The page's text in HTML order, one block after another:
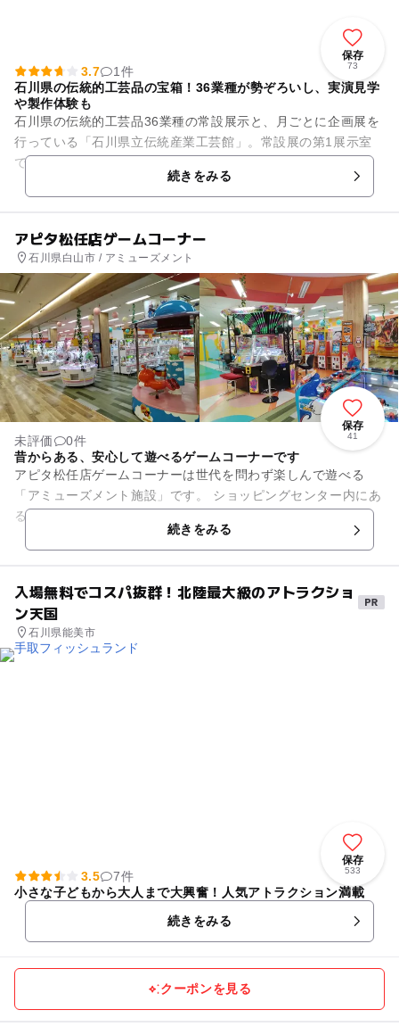
保存
73
3.7
1件
石川県の伝統的工芸品の宝箱！36業種が勢ぞろいし、実演見学
や製作体験も
石川県の伝統的工芸品36業種の常設展示と、月ごとに企画展を
行っている「石川県立伝統産業工芸館」。常設展の第1展示室
では、衣食住に関わる工芸品の展示。第2展示室では、石川県
の風土に深く根ざした、信...続きをみる
アピタ松任店ゲームコーナー
石川県白山市 / アミューズメント
保存
41
未評価
0件
昔からある、安心して遊べるゲームコーナーです
アピタ松任店ゲームコーナーは世代を問わず楽しんで遊べる
「アミューズメント施設」です。 ショッピングセンター内にあ
るので、買い物ついでや雨の日にも利用できて便利です。
続きをみる
入場無料でコスパ抜群！北陸最大級のアトラクショ
ン天国
石川県能美市
保存
533
3.5
7件
小さな子どもから大人まで大興奮！人気アトラクション満載
続きをみる
クーポンを見る